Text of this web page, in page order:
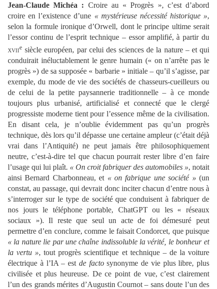
Jean-Claude Michéa : Croire au « Progrès », c’est d’abord
croire en l’existence d’une « mystérieuse nécessité historique »,
selon la formule ironique d’Orwell, dont le principe ultime serait
l’essor continu de l’esprit technique – essor amplifié, à partir du
xviie siècle européen, par celui des sciences de la nature – et qui
conduirait inéluctablement le genre humain (« on n’arrête pas le
progrès ») de sa supposée « barbarie » initiale – qu’il s’agisse, par
exemple, du mode de vie des sociétés de chasseurs-cueilleurs ou
de celui de la petite paysannerie traditionnelle – à ce monde
toujours plus urbanisé, artificialisé et connecté que le clergé
progressiste moderne tient pour l’essence même de la civilisation.
En disant cela, je n’oublie évidemment pas qu’un progrès
technique, dès lors qu’il dépasse une certaine ampleur (c’était déjà
vrai dans l’Antiquité) ne peut jamais être philosophiquement
neutre, c’est-à-dire tel que chacun pourrait rester libre d’en faire
l’usage qui lui plaît. « On croit fabriquer des automobiles », notait
ainsi Bernard Charbonneau, et « on fabrique une société » (un
constat, au passage, qui devrait donc inciter chacun d’entre nous à
s’interroger sur le type de société que conduisent à fabriquer de
nos jours le téléphone portable, ChatGPT ou les « réseaux
sociaux »). Il reste que seul un acte de foi démesuré peut
permettre d’en conclure, comme le faisait Condorcet, que puisque
« la nature lie par une chaîne indissoluble la vérité, le bonheur et
la vertu », tout progrès scientifique et technique – de la voiture
électrique à l’IA – est de factosynonyme de vie plus libre, plus
civilisée et plus heureuse. De ce point de vue, c’est clairement
l’un des grands mérites d’Augustin Cournot – sans doute l’un des